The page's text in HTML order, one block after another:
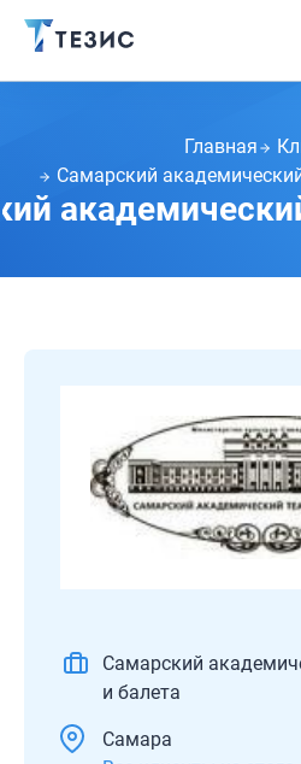
Главная
Самарский
Самарский
и балета
Самара